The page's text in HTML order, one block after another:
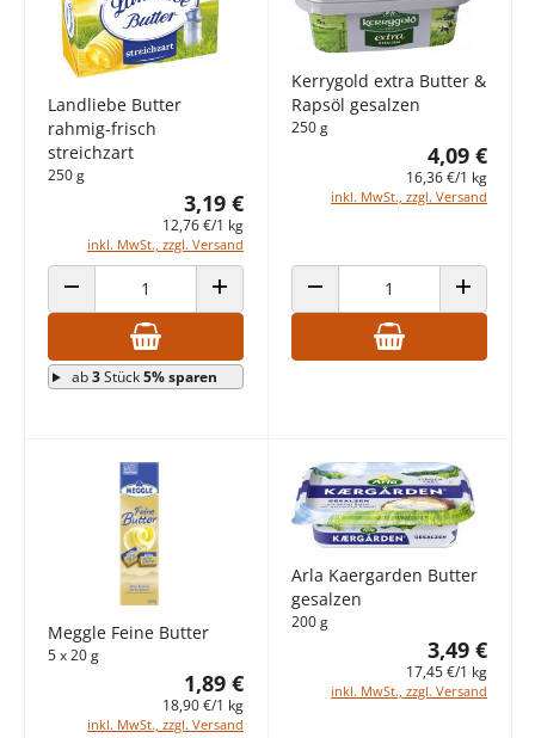
Landliebe Butter
rahmig-frisch
streichzart
250 g
3,19 €
12,76 €/1 kg
inkl. MwSt., zzgl. Versand
ANZAHL VERRINGERN ANZAHL ERHÖHEN
ab3Stück5% sparen
Kerrygold extra Butter &
Rapsöl gesalzen
250 g
4,09 €
16,36 €/1 kg
inkl. MwSt., zzgl. Versand
ANZAHL VERRINGERN ANZAHL
Meggle Feine Butter
5 x 20 g
1,89 €
18,90 €/1 kg
inkl. MwSt., zzgl. Versand
Arla Kaergarden Butter
gesalzen
200 g
3,49 €
17,45 €/1 kg
inkl. MwSt., zzgl. Versand